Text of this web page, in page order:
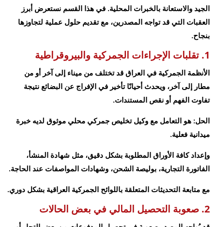
الجيد والاستعانة بالخبرات المحلية. في هذا القسم نستعرض أبرز
العقبات التي قد تواجه المصدرين، مع تقديم حلول عملية لتجاوزها
بنجاح.
1. تقلبات الإجراءات الجمركية والبيروقراطية
الأنظمة الجمركية في العراق قد تختلف من ميناء إلى آخر أو من
مطار إلى آخر، ويحدث أحيانًا تأخير في الإفراج عن البضائع نتيجة
تفاوت الفهم أو نقص المستندات.
الحل: هو التعامل مع وكيل تخليص جمركي محلي موثوق لديه خبرة
ميدانية فعلية.
وإعداد كافة الأوراق المطلوبة بشكل دقيق، مثل شهادة المنشأ،
الفاتورة التجارية، بوليصة الشحن، وشهادات المواصفات عند الحاجة.
مع متابعة التحديثات المتعلقة باللوائح الجمركية العراقية بشكل دوري.
2. صعوبة التحصيل المالي في بعض الحالات